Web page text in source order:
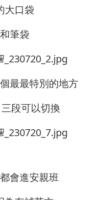
大口袋
筆袋
最最特別的地方
段可以切換
會進安親班